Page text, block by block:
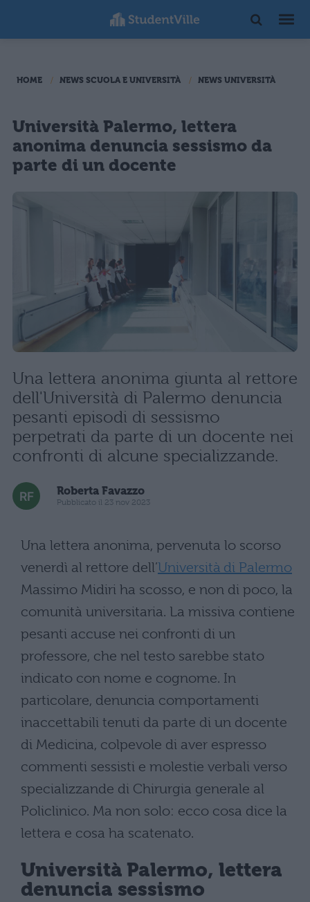
HOME NEWS SCUOLA E UNIVERSITÀ NEWS UNIVERSITÀ
Università Palermo, lettera
anonima denuncia sessismo da
parte di un docente
Una lettera anonima giunta al rettore
dell'Università di Palermo denuncia
pesanti episodi di sessismo
perpetrati da parte di un docente nei
confronti di alcune specializzande.
Roberta Favazzo
Pubblicato il 23 nov 2023
Una lettera anonima, pervenuta lo scorso
venerdì al rettore dell’Università di Palermo
Massimo Midiri ha scosso, e non di poco, la
comunità universitaria. La missiva contiene
pesanti accuse nei confronti di un
professore, che nel testo sarebbe stato
indicato con nome e cognome. In
particolare, denuncia comportamenti
inaccettabili tenuti da parte di un docente
di Medicina, colpevole di aver espresso
commenti sessisti e molestie verbali verso
specializzande di Chirurgia generale al
Policlinico. Ma non solo: ecco cosa dice la
lettera e cosa ha scatenato.
Università Palermo, lettera
denuncia sessismo